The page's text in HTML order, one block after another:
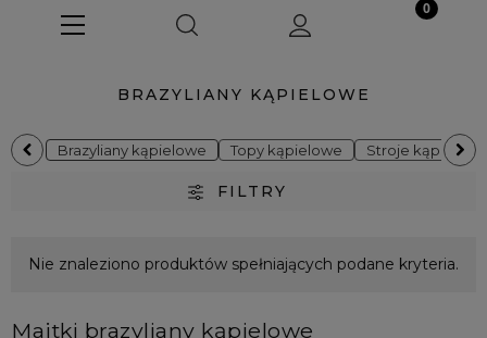
BRAZYLIANY KĄPIELOWE
Brazyliany kąpielowe Topy kąpielowe Stroje
FILTRY
Nowość
Nie znaleziono produktów spełniających podane kryteria.
Majtki brazyliany kąpielowe